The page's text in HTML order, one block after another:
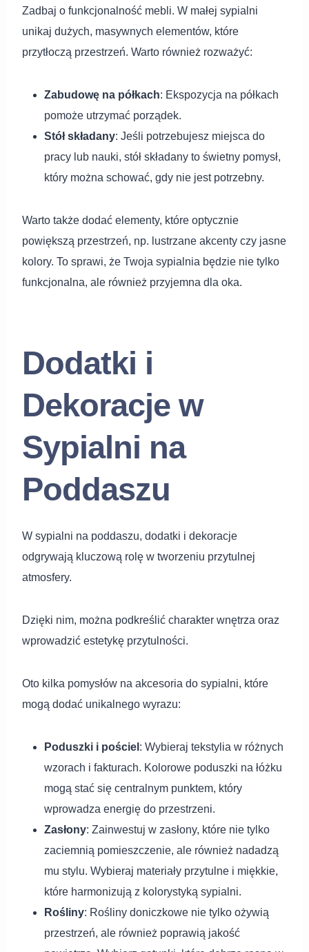
Zadbaj o funkcjonalność mebli. W małej sypialni
unikaj dużych, masywnych elementów, które
przytłoczą przestrzeń. Warto również rozważyć:
Zabudowę na półkach: Ekspozycja na półkach
pomoże utrzymać porządek.
Stół składany: Jeśli potrzebujesz miejsca do
pracy lub nauki, stół składany to świetny pomysł,
który można schować, gdy nie jest potrzebny.
Warto także dodać elementy, które optycznie
powiększą przestrzeń, np. lustrzane akcenty czy jasne
kolory. To sprawi, że Twoja sypialnia będzie nie tylko
funkcjonalna, ale również przyjemna dla oka.
Dodatki i
Dekoracje w
Sypialni na
Poddaszu
W sypialni na poddaszu, dodatki i dekoracje
odgrywają kluczową rolę w tworzeniu przytulnej
atmosfery.
Dzięki nim, można podkreślić charakter wnętrza oraz
wprowadzić estetykę przytulności.
Oto kilka pomysłów na akcesoria do sypialni, które
mogą dodać unikalnego wyrazu:
Poduszki i pościel : Wybieraj tekstylia w różnych
wzorach i fakturach. Kolorowe poduszki na łóżku
mogą stać się centralnym punktem, który
wprowadza energię do przestrzeni.
Zasłony: Zainwestuj w zasłony, które nie tylko
zaciemnią pomieszczenie, ale również nadadzą
mu stylu. Wybieraj materiały przytulne i miękkie,
które harmonizują z kolorystyką sypialni.
Rośliny: Rośliny doniczkowe nie tylko ożywią
przestrzeń, ale również poprawią jakość